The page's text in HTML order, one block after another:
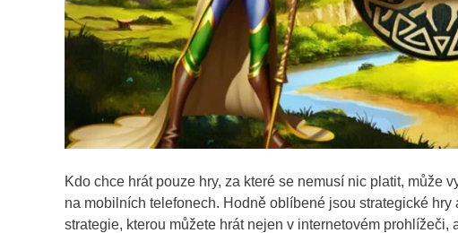
Kdo chce hrát pouze hry, za které se nemusí nic platit, může
na mobilních telefonech. Hodně oblíbené jsou strategické
strategie, kterou můžete hrát nejen v internetovém prohlížeči,